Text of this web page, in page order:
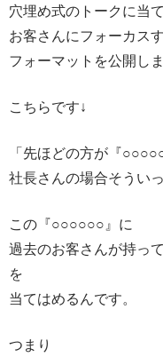
穴埋め式のトークに当
お客さんにフォーカス
フォーマットを公開しま
こちらです↓
「先ほどの方が『
社長さんの場合そうい
この『○○○○○○』に
過去のお客さんが持っ
を
当てはめるんです。
つまり